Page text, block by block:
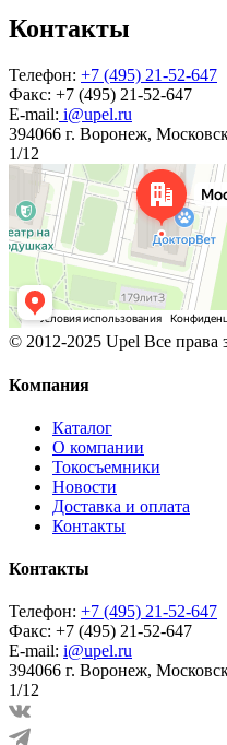
Контакты
Телефон: +7 (495) 21-52-647
Факс: +7 (495) 21-52-647
E-mail: i@upel.ru
394066 г. Воронеж,
1/12
© 2012-2025 Upel Все
Компания
Каталог
О компании
Токосъемники
Новости
Доставка и оплата
Контакты
Контакты
Телефон: +7 (495) 21-52-647
Факс: +7 (495) 21-52-647
E-mail: i@upel.ru
394066 г. Воронеж,
1/12